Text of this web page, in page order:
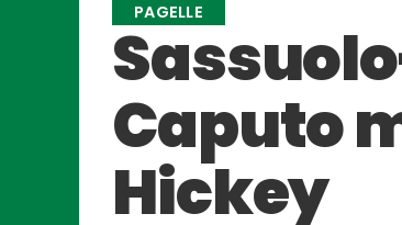
PAGELLE
Caputo
Hickey